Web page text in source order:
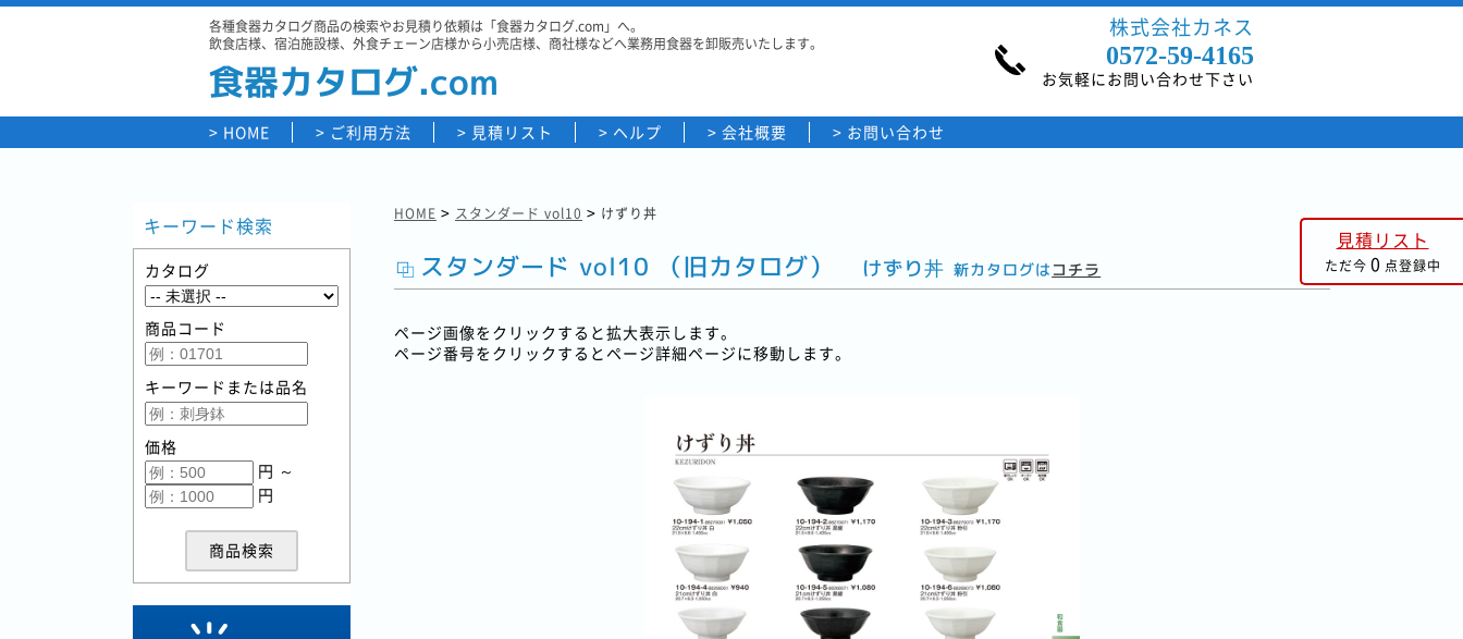
各種食器カタログ商品の検索やお見積り依頼は「食器カタログ.com」へ。
飲食店様、宿泊施設様、外食チェーン店様から小売店様、商社様などへ業務用食器を卸販売いたします。
食器カタログ.com
株式会社カネス
0572-59-4165
お気軽にお問い合わせ下さい
HOME ご利用方法 見積リスト ヘルプ 会社概要 お問い合わせ
キーワード検索
カタログ
商品コード
キーワードまたは品名
価格
円 ～
円
商品検索
見積リスト
ただ今 0 点登録中
HOME > スタンダード vol10 > けずり丼
スタンダード vol10 （旧カタログ） けずり丼 新カタログは コチラ
ページ画像をクリックすると拡大表示します。
ページ番号をクリックするとページ詳細ページに移動します。